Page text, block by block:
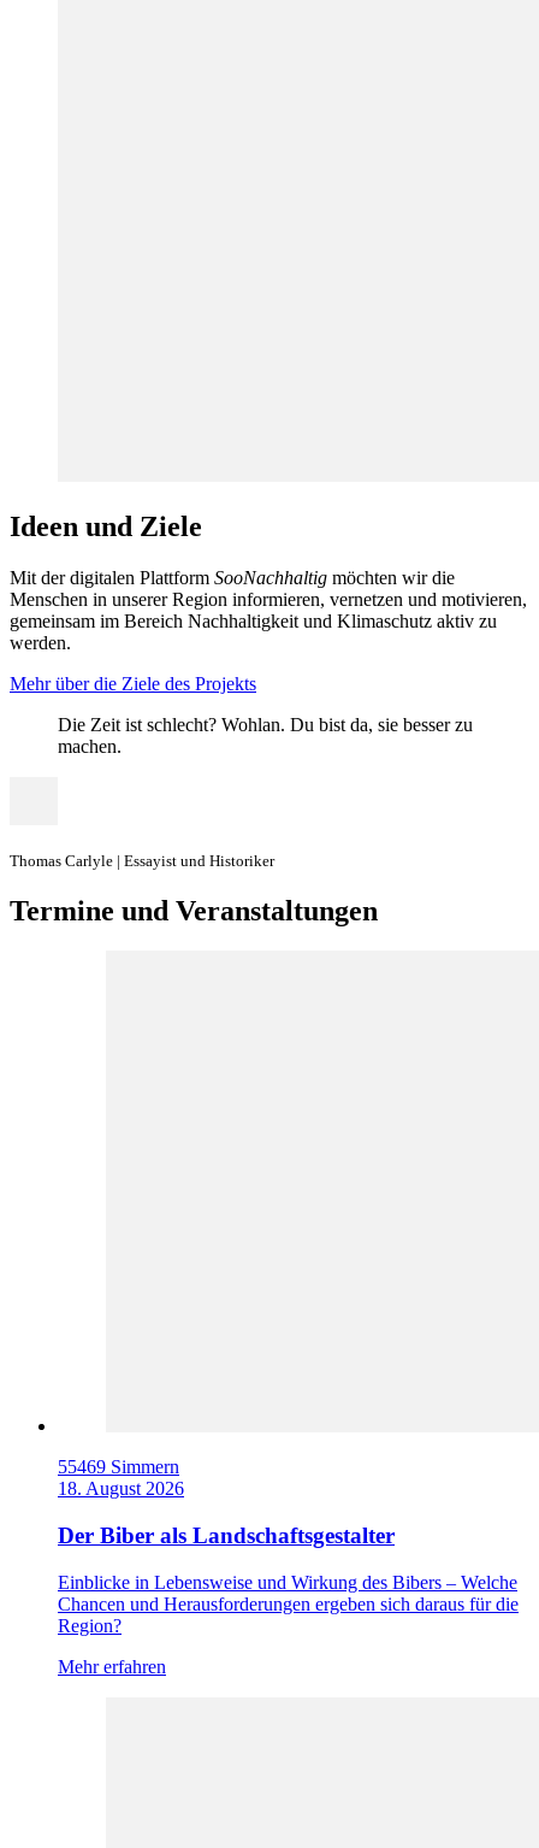
Ideen und Ziele
Mit der digitalen Plattform SooNachhaltig möchten wir die
Menschen in unserer Region informieren, vernetzen und motivieren,
gemeinsam im Bereich Nachhaltigkeit und Klimaschutz aktiv zu
werden.
Mehr über die Ziele des Projekts
Die Zeit ist schlecht? Wohlan. Du bist da, sie besser zu
machen.
Thomas Carlyle | Essayist und Historiker
Termine und Veranstaltungen
55469 Simmern
18. August 2026
Der Biber als Landschaftsgestalter
Einblicke in Lebensweise und Wirkung des Bibers – Welche
Chancen und Herausforderungen ergeben sich daraus für die
Region?
Mehr erfahren